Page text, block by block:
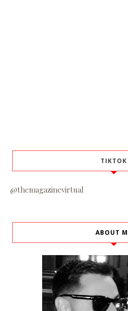
TIKTOK
@themagazinevirtual
ABOUT